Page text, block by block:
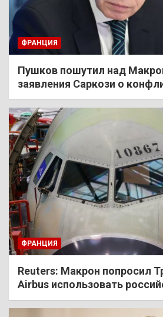
ФРАНЦИЯ
Пушков пошутил над
заявления Саркози о
ФРАНЦИЯ
Reuters: Макрон попросил
Airbus использовать